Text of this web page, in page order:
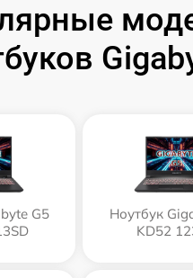
G5
Ноутбук
KD52